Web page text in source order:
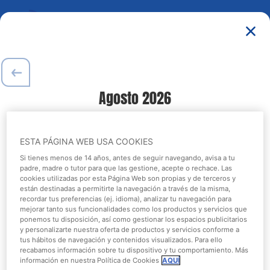
¿Quieres completar tu experiencia?
Consulta nuestra carta y alérgenosaquí
Todos Speedy Pass Menús
Agosto2026
3 4 5 6 7 8 9
10 11 12 13 14 15 16
17 18 19 20 21 22 23
24 25 26 27 28 29
ESTA PÁGINA WEB USA COOKIES
Si tienes menos de 14 años, antes de seguir navegando, avisa a tu
padre, madre o tutor para que las gestione, acepte o rechace. Las
cookies utilizadas por esta Página Web son propias y de terceros y
están destinadas a permitirte la navegación a través de la misma,
recordar tus preferencias (ej. idioma), analizar tu navegación para
mejorar tanto sus funcionalidades como los productos y servicios que
ponemos tu disposición, así como gestionar los espacios publicitarios
y personalizarte nuestra oferta de productos y servicios conforme a
tus hábitos de navegación y contenidos visualizados. Para ello
recabamos información sobre tu dispositivo y tu comportamiento. Más
información en nuestra Política de Cookies AQUÍ